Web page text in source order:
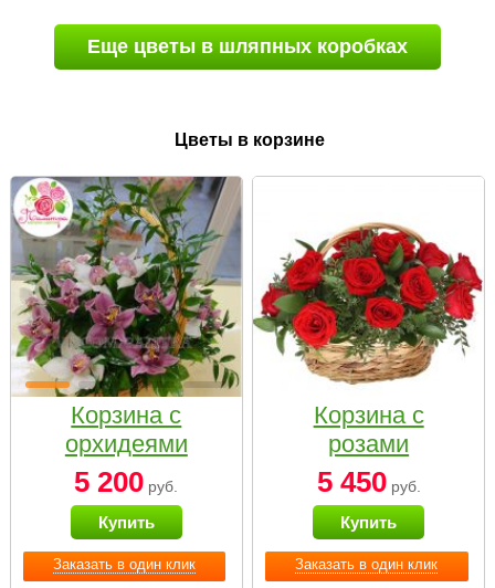
Еще цветы в шляпных коробках
Цветы в корзине
Заказать в один клик
Корзина с
орхидеями
малая
5 200 руб.
Купить
Заказать в один клик
Корзина с
розами
«Красный
Париж»
5 450руб.
Купить